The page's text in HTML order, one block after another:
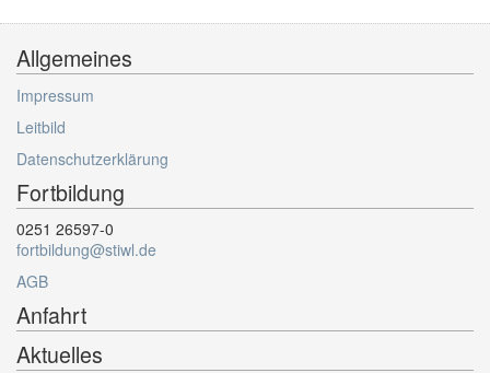
Allgemeines
Impressum
Leitbild
Datenschutzerklärung
Fortbildung
0251 26597-0
fortbildung@stiwl.de
AGB
Anfahrt
Aktuelles